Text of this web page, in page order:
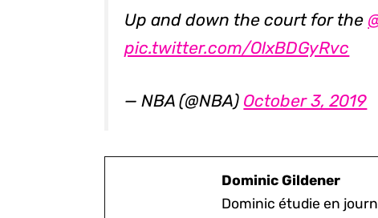
Up and down the court for the
pic.twitter.com/OlxBDGyRvc
— NBA (@NBA) October 3, 2019
Dominic Gildener
Dominic étudie en